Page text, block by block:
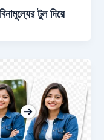
টুল দিয়ে